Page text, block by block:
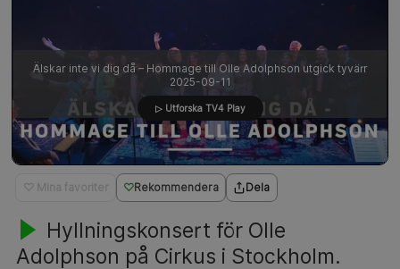
♡ Mina favoriter Rekommendera Dela
Hyllningskonsert för Olle
Adolphson på Cirkus i Stockholm.
Älskar inte vi dig då – Hommage till Olle Adolphson utgick tyvärr
2025-09-11
▷ Utforska TV4 Play